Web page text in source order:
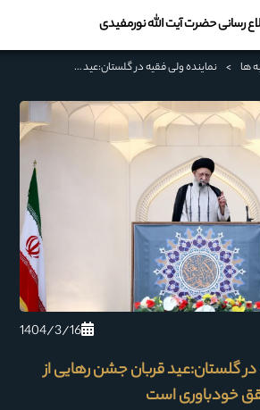
رسانی حضرت آیت الله نورمفیدی
ها > نماینده ولی فقیه در گلستان:عید قربان جشن رهایی از وابستگی‌ها و تحقق خودباوری است
1404/3/16
گلستان:عید قربان جشن رهایی از
خودباوری است